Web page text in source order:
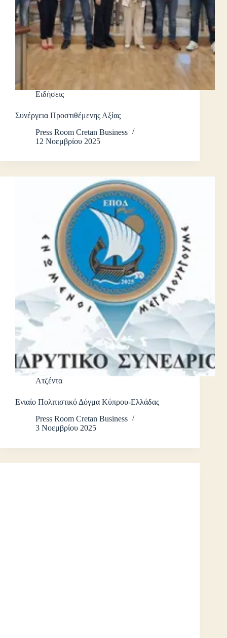
Ειδήσεις
Συνέργεια Προστιθέμενης Αξίας
Press Room Cretan Business
12 Νοεμβρίου 2025
Ατζέντα
Ενιαίο Πολιτιστικό Δόγμα Κύπρου-Ελλάδας
Press Room Cretan Business
3 Νοεμβρίου 2025